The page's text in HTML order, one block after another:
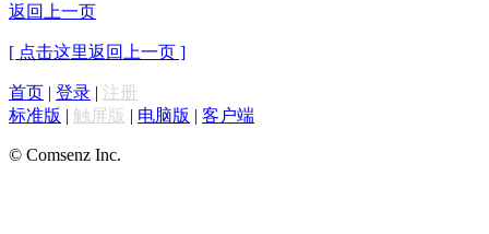
返回上一页
[ 点击这里返回上一页 ]
首页 | 登录 | 注册
标准版 | 触屏版 | 电脑版 | 客户端
© Comsenz Inc.